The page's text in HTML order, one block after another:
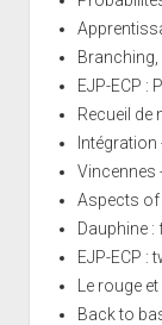
EJP-ECP :
Recueil de
Vincennes
Aspects of
Dauphine
EJP-ECP :
Le rouge
Back to